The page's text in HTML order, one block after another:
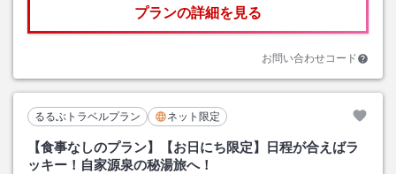
プランの詳細を見る
お問い合わせコード
るるぶトラベルプラン ネット限定
【食事なしのプラン】【お日にち限定】日程が合えばラ
ッキー！自家源泉の秘湯旅へ！